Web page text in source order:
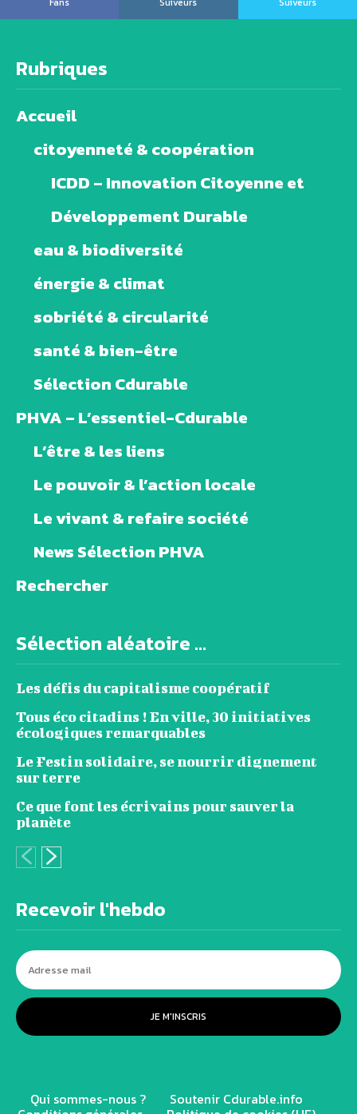
Rubriques
Accueil
citoyenneté & coopération
ICDD – Innovation Citoyenne et
Développement Durable
eau & biodiversité
énergie & climat
sobriété & circularité
santé & bien-être
Sélection Cdurable
PHVA – L’essentiel-Cdurable
L’être & les liens
Le pouvoir & l’action locale
Le vivant & refaire société
News Sélection PHVA
Rechercher
Sélection aléatoire ...
Les défis du capitalisme coopératif
Tous éco citadins ! En ville, 30 initiatives
écologiques remarquables
Le Festin solidaire, se nourrir dignement
sur terre
Ce que font les écrivains pour sauver la
planète
Recevoir l'hebdo
JE M'INSCRIS
Qui sommes-nous ? Soutenir Cdurable.info